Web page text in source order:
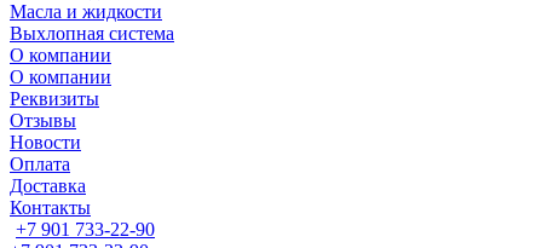
Масла и жидкости
Выхлопная система
О компании
О компании
Реквизиты
Отзывы
Новости
Оплата
Доставка
Контакты
+7 901 733-22-90